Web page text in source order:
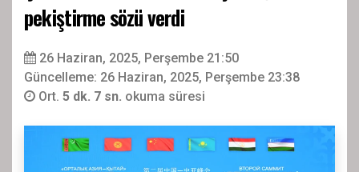
pekiştirme sözü verdi
26 Haziran, 2025, Perşembe 21:50
Güncelleme: 26 Haziran, 2025, Perşembe 23:38
Ort. 5 dk. 7 sn. okuma süresi